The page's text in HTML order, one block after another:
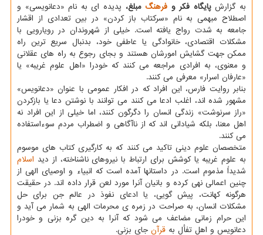
به گزارشپایگاه فکر و فرهنگمبلغ، پدیده ای به نام «دعانویسی» و
اصطلاح مبهمی به نام «سرکتاب باز کردن» در بین تعدادی از اقشار
جامعه به شدت رواج یافته است. خیلی از شهروندان در رویارویی با
مشکلات اقتصادی، خانوادگی یا عاطفی خود، بدنبال سریع ترین راه
ممکن جهت گشایش امورشان هستند و بجای رجوع به راه های عقلانی
و معنوی، به افرادی مراجعه می کنند که خودرا «اهل علوم غریبه» یا
«عارفان اسرار» معرفی می کنند.
بنابر روایت فارس، این افراد که در افکار عمومی با عنوان «دعانویس»
مشهور شده اند، اغلب ادعا می کنند می توانند با نوشتن دعا یا بازکردن
«راز سرنوشت» زندگی انسان را دگرگون کنند، اما خیلی از این افراد نه
اهل معنا، بلکه شیادانی اند که از ناآگاهی و اضطراب مردم سوءاستفاده
می کنند.
متخصصان علوم دینی تاکید می کنند که به کارگیری کتاب های موسوم
به علوم غریبه یا کوشش برای ارتباط با نیروهای ناشناخته، از دید اسلام
شدیداً مذموم است. در داستانها آمده است که انبیاء و اوصیای الهی از
چنین اعمالی نهی کرده و بانیان آنرا مورد لعن قرار داده اند. در حقیقت
هرگونه کهانت، پیش گویی، یا ادعای نفوذ در عالم جن برای حل
مشکلات انسان، به صراحت در زمره ی محرمات الهی به شمار می آید و
این حرام زمانی مضاعف می شود که آنرا به دین گره بزنی و خودرا
دعانویس و اهل تفأل به قرآن جای بزنی.